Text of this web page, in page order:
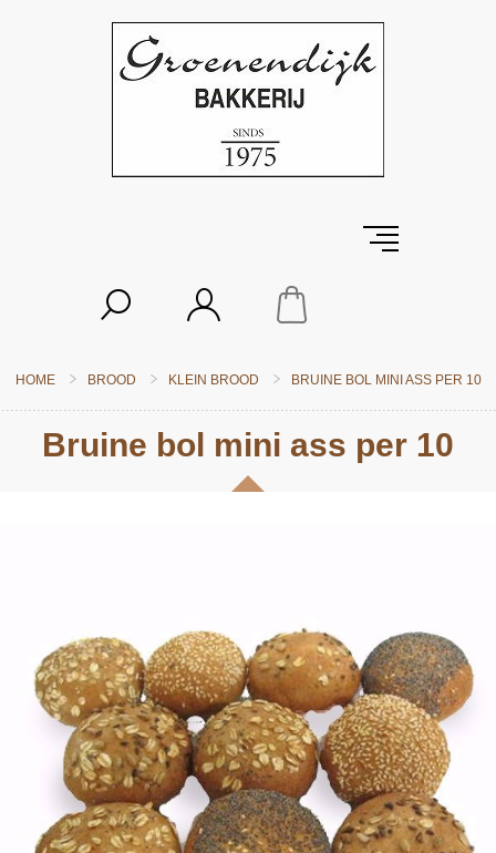
HOME BROOD KLEIN BROOD BRUINE BOL MINI ASS PER 10
Bruine bol mini ass per 10